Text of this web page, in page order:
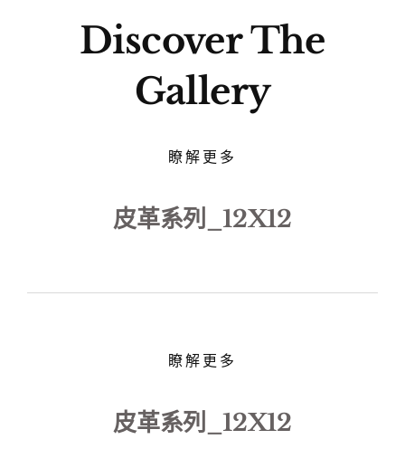
Discover The
Gallery
瞭解更多
皮革系列_12X12
瞭解更多
皮革系列_12X12